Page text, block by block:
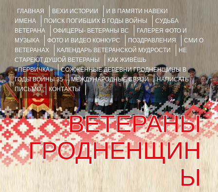
ГЛАВНАЯ ВЕХИ ИСТОРИИ
И В ПАМЯТИ НАВЕКИ
ИМЕНА
ПОИСК ПОГИБШИХ В ГОДЫ ВОЙНЫ
СУДЬБА
ВЕТЕРАНА
ОФИЦЕРЫ- ВЕТЕРАНЫ ВС
ГАЛЕРЕЯ ФОТО И
МУЗЫКА
ФОТО И ВИДЕО КОНКУРС ПОЗДРАВЛЕНИЯ
СМИ О
ВЕТЕРАНАХ
КАЛЕНДАРЬ ВЕТЕРАНСКОЙ МУДРОСТИ
НЕ
СТАРЕЮТ ДУШОЙ ВЕТЕРАНЫ
КАК ЖИВЁШЬ
«ПЕРВИЧКА»
СОЖЖЁННЫЕ ДЕРЕВНИ ГРОДНЕНЩИНЫ В
ГОДЫ ВОЙНЫ 35
МЕЖДУНАРОДНЫЕ СВЯЗИ
НАПИСАТЬ
ПИСЬМО
КОНТАКТЫ
ВЕТЕРАНЫ
ГРОДНЕНЩИН
Ы